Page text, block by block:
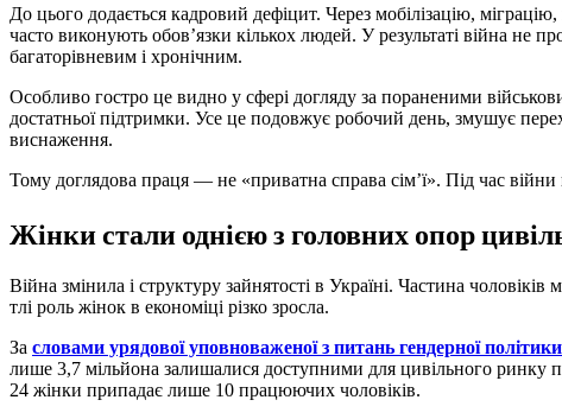
До цього додається кадровий дефіцит. Через мобілізацію,
часто виконують обов’язки кількох людей. У результаті війна
багаторівневим і хронічним.
Особливо гостро це видно у сфері догляду за пораненими
достатньої підтримки. Усе це подовжує робочий день, змушує
виснаження.
Тому доглядова праця — не «приватна справа сім’ї». Під час
Жінки стали однією з головних опор
Війна змінила і структуру зайнятості в Україні. Частина
тлі роль жінок в економіці різко зросла.
За словами урядової уповноваженої з питань гендерної
лише 3,7 мільйона залишалися доступними для цивільного ринку
24 жінки припадає лише 10 працюючих чоловіків.